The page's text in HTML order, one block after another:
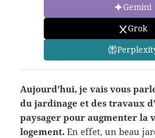
Gemini
Grok
Aujourd’hui, je vais vous
du jardinage et des travaux
paysager pour augmenter la
logement. En effet, un beau